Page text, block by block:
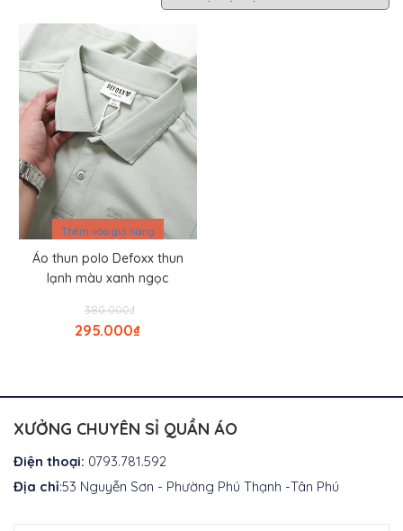
Thêm vào giỏ hàng
Áo thun polo Defoxx thun
lạnh màu xanh ngọc
₫
380.000 Giá
gốc
là:
₫
295.000
₫295.000.
XƯỞNG CHUYÊN SỈ QUẦN ÁO
Điện thoại: 0793.781.592
Địa chỉ:53 Nguyễn Sơn - Phường Phú Thạnh -Tân Phú